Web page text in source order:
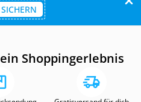
Shoppingerlebnis